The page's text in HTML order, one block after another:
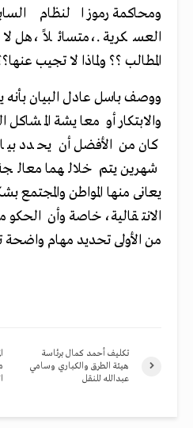
ومحاكمة رموز النظام
العسكرية .،متسائلاً ،هل
المطالب ؟؟ ولماذا لا تجيب
ووصف باسل عادل البيان
والابتكار أو معايشة
كان من الأفضل أن يحدد
شهرين يتم خلالهما
يعانى منها المواطن والمجتمع
الانتقالية، خاصة وأن
من الأولى تحديد مهام واضحة
تكليف أحمد كمال برئاسة
هيئة الطرق والكباري وسامي
عبدالله للنقل